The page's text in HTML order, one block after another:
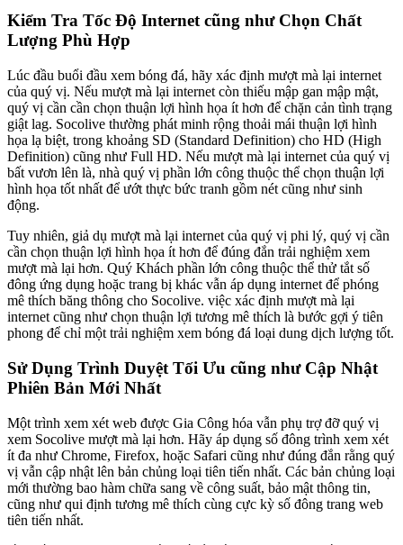
Kiểm Tra Tốc Độ Internet cũng như Chọn Chất
Lượng Phù Hợp
Lúc đầu buổi đầu xem bóng đá, hãy xác định mượt mà lại internet
của quý vị. Nếu mượt mà lại internet còn thiếu mập gan mập mật,
quý vị cần cần chọn thuận lợi hình họa ít hơn để chặn cản tình trạng
giật lag. Socolive thường phát minh rộng thoải mái thuận lợi hình
họa lạ biệt, trong khoảng SD (Standard Definition) cho HD (High
Definition) cũng như Full HD. Nếu mượt mà lại internet của quý vị
bất vươn lên là, nhà quý vị phần lớn công thuộc thể chọn thuận lợi
hình họa tốt nhất để ướt thực bức tranh gồm nét cũng như sinh
động.
Tuy nhiên, giả dụ mượt mà lại internet của quý vị phi lý, quý vị cần
cần chọn thuận lợi hình họa ít hơn để đúng đắn trải nghiệm xem
mượt mà lại hơn. Quý Khách phần lớn công thuộc thể thử tắt số
đông ứng dụng hoặc trang bị khác vẫn áp dụng internet để phóng
mê thích băng thông cho Socolive. việc xác định mượt mà lại
internet cũng như chọn thuận lợi tương mê thích là bước gợi ý tiên
phong để chỉ một trải nghiệm xem bóng đá loại dung dịch lượng tốt.
Sử Dụng Trình Duyệt Tối Ưu cũng như Cập Nhật
Phiên Bản Mới Nhất
Một trình xem xét web được Gia Công hóa vẫn phụ trợ đỡ quý vị
xem Socolive mượt mà lại hơn. Hãy áp dụng số đông trình xem xét
ít đa như Chrome, Firefox, hoặc Safari cũng như đúng đắn rằng quý
vị vẫn cập nhật lên bản chủng loại tiên tiến nhất. Các bản chủng loại
mới thường bao hàm chữa sang về công suất, bảo mật thông tin,
cũng như qui định tương mê thích cùng cực kỳ số đông trang web
tiên tiến nhất.